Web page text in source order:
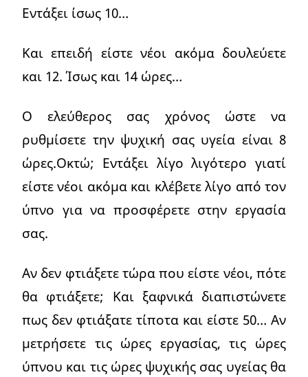
Εντάξει ίσως 10…
Και επειδή είστε νέοι ακόμα δουλεύετε
και 12. Ίσως και 14 ώρες…
Ο ελεύθερος σας χρόνος ώστε να
ρυθμίσετε την ψυχική σας υγεία είναι 8
ώρες.Οκτώ; Εντάξει λίγο λιγότερο γιατί
είστε νέοι ακόμα και κλέβετε λίγο από τον
ύπνο για να προσφέρετε στην εργασία
σας.
Αν δεν φτιάξετε τώρα που είστε νέοι, πότε
θα φτιάξετε; Και ξαφνικά διαπιστώνετε
πως δεν φτιάξατε τίποτα και είστε 50… Αν
μετρήσετε τις ώρες εργασίας, τις ώρες
ύπνου και τις ώρες ψυχικής σας υγείας θα